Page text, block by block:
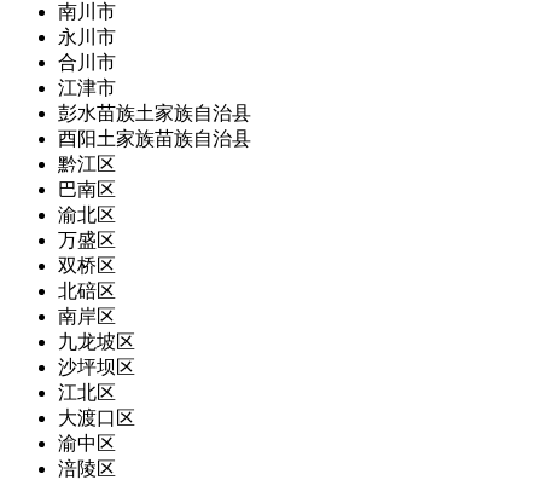
南川市
永川市
合川市
江津市
彭水苗族土家族自治县
酉阳土家族苗族自治县
黔江区
巴南区
渝北区
万盛区
双桥区
北碚区
南岸区
九龙坡区
沙坪坝区
江北区
大渡口区
渝中区
涪陵区